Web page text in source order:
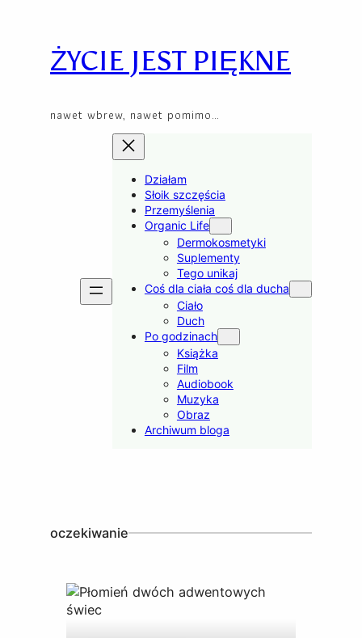
contentŻYCIE JEST PIĘKNE
nawet wbrew, nawet pomimo…
Działam
Słoik szczęścia
Przemyślenia
Organic Life
Dermokosmetyki
Suplementy
Tego unikaj
Coś dla ciała coś dla ducha
Ciało
Duch
Po godzinach
Książka
Film
Audiobook
Muzyka
Obraz
Archiwum bloga
oczekiwanie